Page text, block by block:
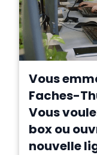
Vous
Faches-
Vous
box ou
nouvelle